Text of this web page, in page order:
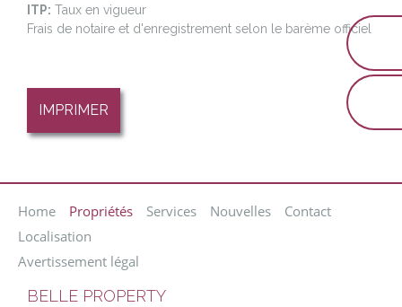
ITP: Taux en vigueur
Frais de notaire et d'enregistrement selon le barème officiel
IMPRIMER
Home Propriétés Services Nouvelles
Contact
Localisation
Avertissement légal
BELLE PROPERTY